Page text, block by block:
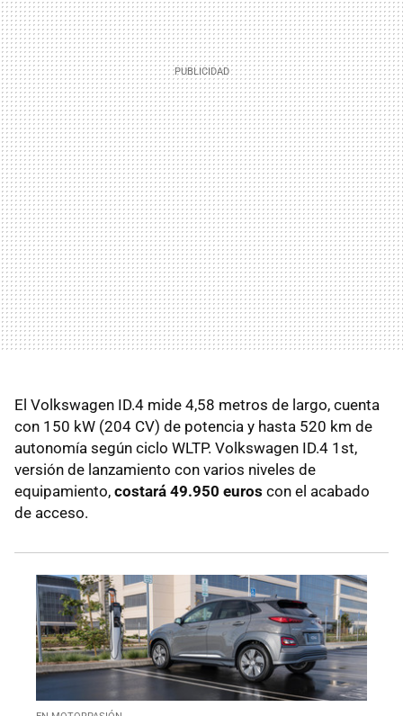
El Volkswagen ID.4 mide 4,58 metros de largo, cuenta
con 150 kW (204 CV) de potencia y hasta 520 km de
autonomía según ciclo WLTP. Volkswagen ID.4 1st,
versión de lanzamiento con varios niveles de
equipamiento, costará 49.950 euros con el acabado
de acceso.